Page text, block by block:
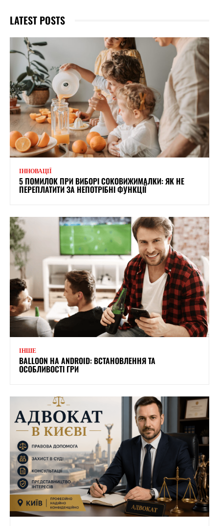
LATEST POSTS
ІННОВАЦІЇ
5 ПОМИЛОК ПРИ ВИБОРІ СОКОВИЖИМАЛКИ: ЯК НЕ
ПЕРЕПЛАТИТИ ЗА НЕПОТРІБНІ ФУНКЦІЇ
ІНШЕ
BALLOON НА ANDROID: ВСТАНОВЛЕННЯ ТА
ОСОБЛИВОСТІ ГРИ